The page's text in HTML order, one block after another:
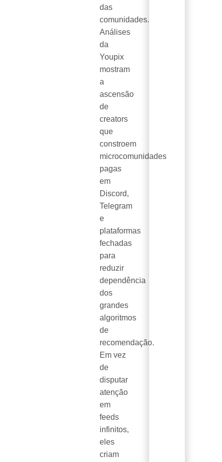
das
comunidades.
Análises
da
Youpix
mostram
a
ascensão
de
creators
que
constroem
microcomunidades
pagas
em
Discord,
Telegram
e
plataformas
fechadas
para
reduzir
dependência
dos
grandes
algoritmos
de
recomendação.
Em vez
de
disputar
atenção
em
feeds
infinitos,
eles
criam